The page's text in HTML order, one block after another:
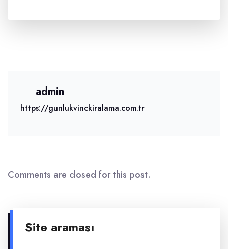
admin
https://gunlukvinckiralama.com.tr
Comments are closed for this post.
Site araması